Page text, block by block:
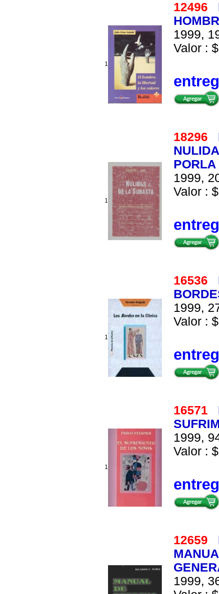
1
12496
1999,
Valor :
1
18296
1999,
Valor :
1
16536
1999,
Valor :
1
16571
1999,
Valor :
12659
1999,